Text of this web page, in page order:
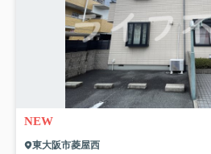
NEW
東大阪市菱屋西